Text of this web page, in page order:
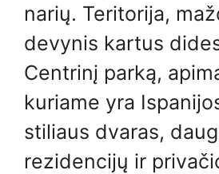
narių. Teritorija,
devynis kartus
Centrinį parką,
kuriame yra
stiliaus dvaras,
rezidencijų ir